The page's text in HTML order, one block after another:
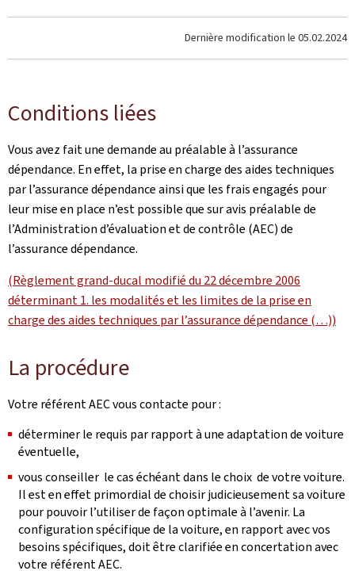
Dernière modification le 05.02.2024
Conditions liées
Vous avez fait une demande au préalable à l’assurance
dépendance. En effet, la prise en charge des aides techniques
par l’assurance dépendance ainsi que les frais engagés pour
leur mise en place n’est possible que sur avis préalable de
l’Administration d’évaluation et de contrôle (AEC) de
l’assurance dépendance.
(Règlement grand-ducal modifié du 22 décembre 2006
déterminant 1. les modalités et les limites de la prise en
charge des aides techniques par l’assurance dépendance (…))
La procédure
Votre référent AEC vous contacte pour :
déterminer le requis par rapport à une adaptation de voiture
éventuelle,
vous conseiller le cas échéant dans le choix de votre voiture.
Il est en effet primordial de choisir judicieusement sa voiture
pour pouvoir l’utiliser de façon optimale à l’avenir. La
configuration spécifique de la voiture, en rapport avec vos
besoins spécifiques, doit être clarifiée en concertation avec
votre référent AEC.